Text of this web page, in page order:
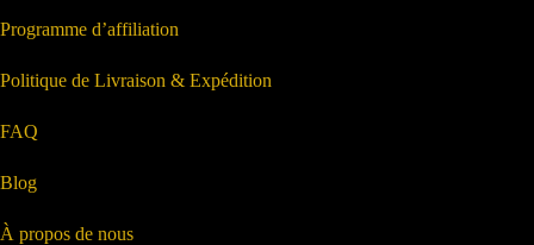
Programme d’affiliation
Politique de Livraison & Expédition
FAQ
Blog
À propos de nous